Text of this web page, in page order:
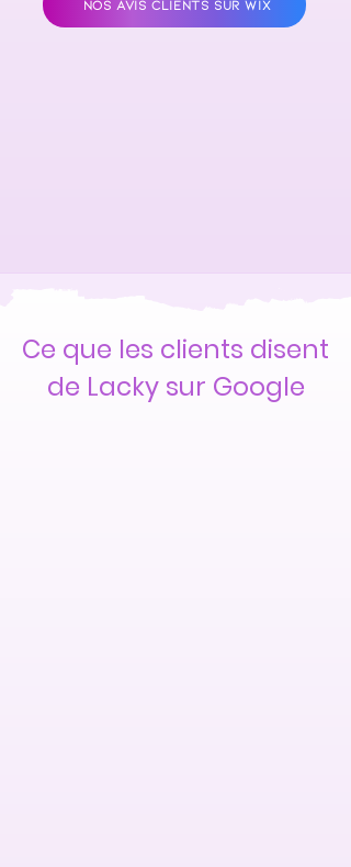
NOS AVIS CLIENTS SUR WIX
Ce que les clients disent
de Lacky sur Google